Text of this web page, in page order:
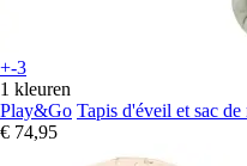
+-3
1 kleuren
Play&Go Tapis d'éveil et sac
€ 74,95